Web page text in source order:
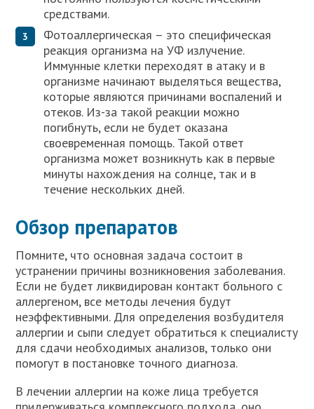
средствами.
Фотоаллергическая – это специфическая
реакция организма на УФ излучение.
Иммунные клетки переходят в атаку и в
организме начинают выделяться вещества,
которые являются причинами воспалений и
отеков. Из-за такой реакции можно
погибнуть, если не будет оказана
своевременная помощь. Такой ответ
организма может возникнуть как в первые
минуты нахождения на солнце, так и в
течение нескольких дней.
Обзор препаратов
Помните, что основная задача состоит в
устранении причины возникновения заболевания.
Если не будет ликвидирован контакт больного с
аллергеном, все методы лечения будут
неэффективными. Для определения возбудителя
аллергии и сыпи следует обратиться к специалисту
для сдачи необходимых анализов, только они
помогут в постановке точного диагноза.
В лечении аллергии на коже лица требуется